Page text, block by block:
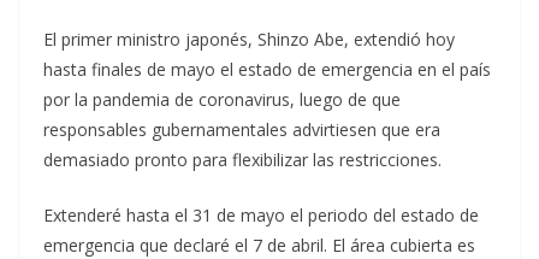
El primer ministro japonés, Shinzo Abe, extendió hoy
hasta finales de mayo el estado de emergencia en el país
por la pandemia de coronavirus, luego de que
responsables gubernamentales advirtiesen que era
demasiado pronto para flexibilizar las restricciones.
Extenderé hasta el 31 de mayo el periodo del estado de
emergencia que declaré el 7 de abril. El área cubierta es